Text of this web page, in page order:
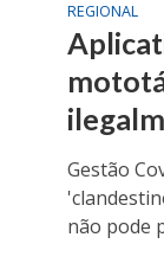
REGIONAL
Gestão
não pode